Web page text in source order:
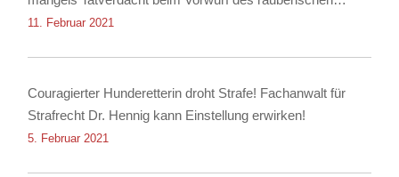
Diebstahls sowie der Körperverletzung
11. Februar 2021
Couragierter Hunderetterin droht Strafe! Fachanwalt für
Strafrecht Dr. Hennig kann Einstellung erwirken!
5. Februar 2021